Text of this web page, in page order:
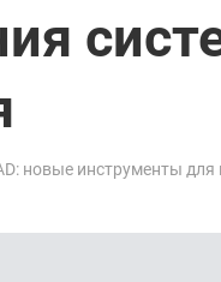
новые инструменты